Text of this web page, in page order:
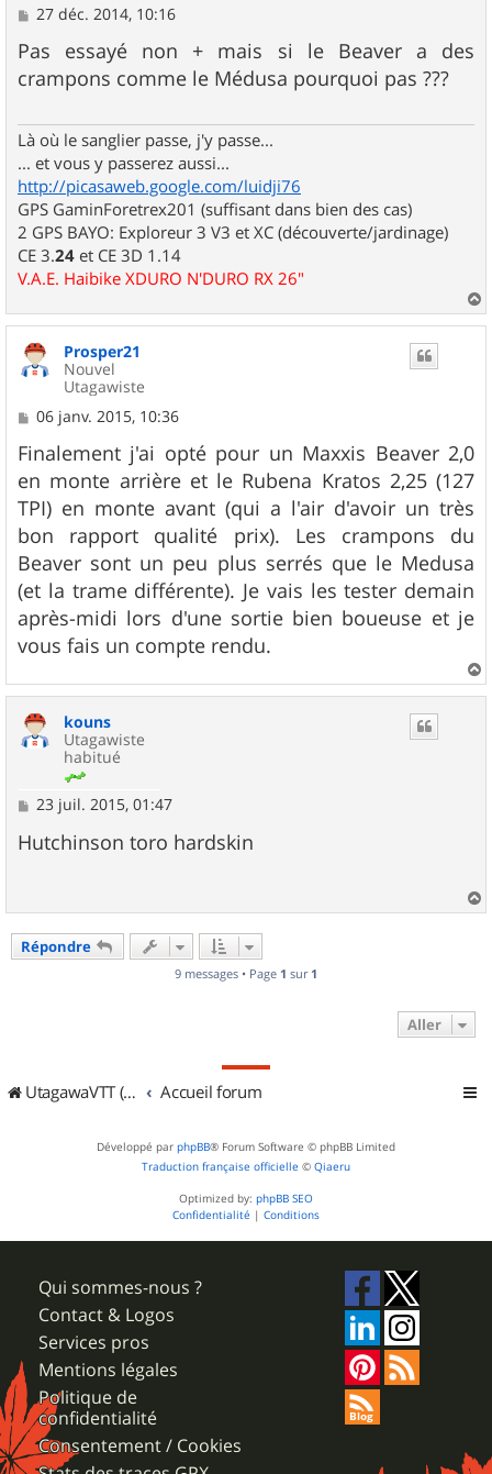
M
s
s
a
27 déc. 2014, 10:16
Pas essayé non + mais si le Beaver a des
crampons comme le Médusa pourquoi pas ???
Là où le sanglier passe, j'y passe...
... et vous y passerez aussi...
http://picasaweb.google.com/luidji76
GPS GaminForetrex201 (suffisant dans bien des cas)
2 GPS BAYO: Exploreur 3 V3 et XC (découverte/jardinage)
CE 3.24 et CE 3D 1.14
V.A.E. Haibike XDURO N'DURO RX 26"
a
Prosper21
Nouvel
Utagawiste
M
s
s
a
g
e
06 janv. 2015, 10:36
Finalement j'ai opté pour un Maxxis Beaver 2,0
en monte arrière et le Rubena Kratos 2,25 (127
TPI) en monte avant (qui a l'air d'avoir un très
bon rapport qualité prix). Les crampons du
Beaver sont un peu plus serrés que le Medusa
(et la trame différente). Je vais les tester demain
après-midi lors d'une sortie bien boueuse et je
vous fais un compte rendu.
a
kouns
Utagawiste
habitué
M
s
s
e
23 juil. 2015, 01:47
Hutchinson toro hardskin
a
Répondre
9 messages • Page 1 sur 1
Aller
UtagawaVTT (Randos VTT et VTTAE avec traces GPS) Accueil forum
Développé par phpBB® Forum Software © phpBB Limited
Traduction française officielle © Qiaeru
Optimized by: phpBB SEO
Confidentialité | Conditions
Qui sommes-nous ?
Contact & Logos
Services pros
Mentions légales
Politique de
confidentialité
Consentement / Cookies